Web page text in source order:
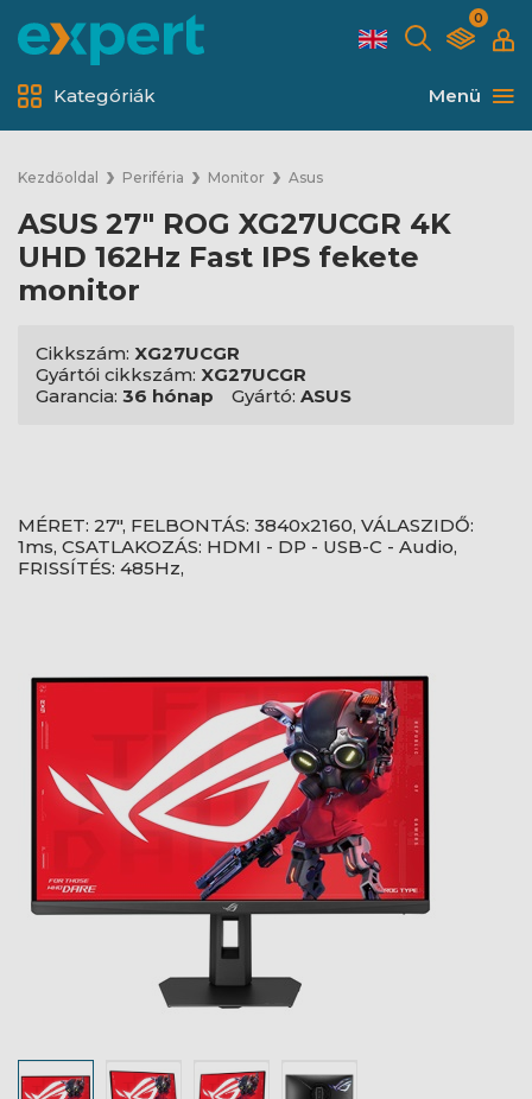
0
Menü
Kategóriák
Kezdőoldal Periféria Monitor Asus
ASUS 27" ROG XG27UCGR 4K
UHD 162Hz Fast IPS fekete
monitor
Cikkszám: XG27UCGR
Gyártói cikkszám: XG27UCGR
Garancia: 36 hónap Gyártó: ASUS
MÉRET: 27", FELBONTÁS: 3840x2160, VÁLASZIDŐ:
1ms, CSATLAKOZÁS: HDMI - DP - USB-C - Audio,
FRISSÍTÉS: 485Hz,